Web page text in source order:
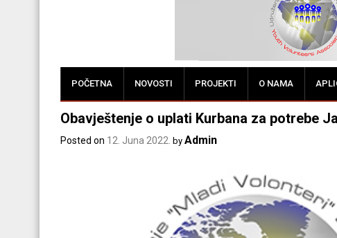
POČETNA NOVOSTI PROJEKTI O NAMA
Obavještenje o uplati Kurbana za potrebe
Posted on 12. Juna 2022. by Admin